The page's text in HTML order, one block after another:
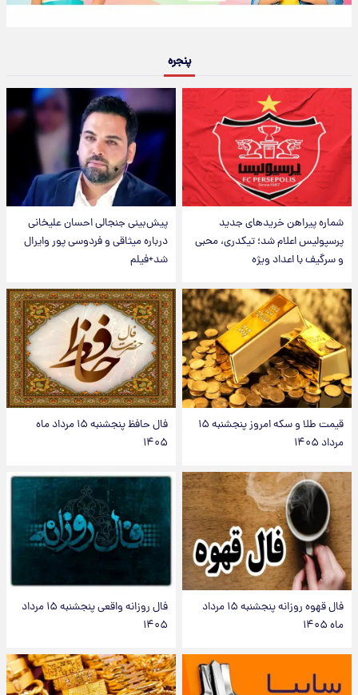
پنجره
شماره پیراهن خریدهای جدید
پرسپولیس اعلام شد؛ تیکدری، محبی
و سرگیف با اعداد ویژه
پیش‌بینی جنجالی احسان علیخانی
درباره میثاقی و فردوسی پور وایرال
شد+فیلم
قیمت طلا و سکه امروز پنجشنبه ۱۵
مرداد ۱۴۰۵
فال حافظ پنجشنبه ۱۵ مرداد ماه
۱۴۰۵
فال قهوه روزانه پنجشنبه ۱۵ مرداد
ماه ۱۴۰۵
فال روزانه واقعی پنجشنبه ۱۵ مرداد
۱۴۰۵